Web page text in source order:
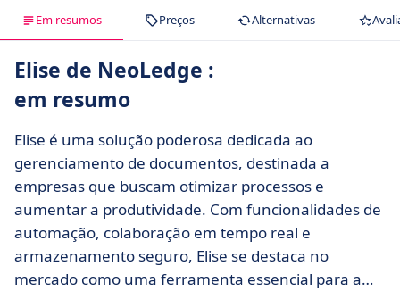
Em resumos Preços Alternativas
Elise de NeoLedge :
em resumo
Elise é uma solução poderosa dedicada ao
gerenciamento de documentos, destinada a
empresas que buscam otimizar processos e
aumentar a produtividade. Com funcionalidades de
automação, colaboração em tempo real e
armazenamento seguro, Elise se destaca no
mercado como uma ferramenta essencial para a